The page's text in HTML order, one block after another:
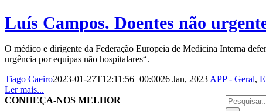
Luís Campos. Doentes não
O médico e dirigente da Federação Europeia de Medicina Interna
urgência por equipas não hospitalares“.
Tiago Caeiro2023-01-27T12:11:56+00:0026 Jan, 2023|APP - Geral,
Ler mais...
Pesquisar
CONHEÇA-NOS MELHOR